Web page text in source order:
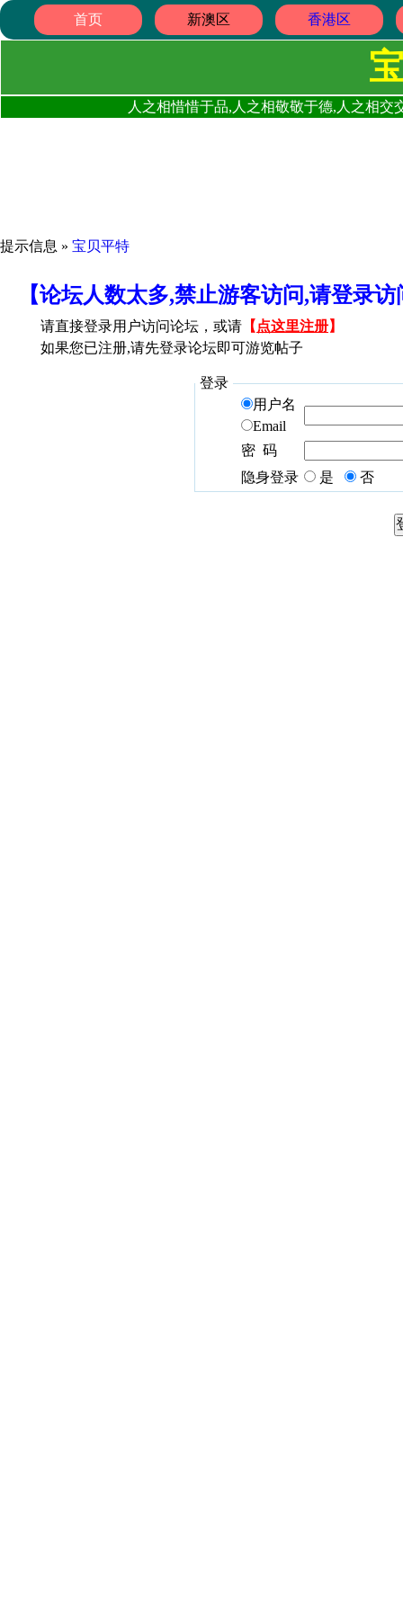
首页 新澳区 香港区
人之相惜惜于品,人之相敬敬于德,人之相
提示信息 » 宝贝平特
【论坛人数太多,禁止游客访问,请登录
请直接登录用户访问论坛，或请 【 点这里注册】
如果您已注册,请先登录论坛即可游览帖子
登录
用户名
Email
密 码
隐身登录
是 否